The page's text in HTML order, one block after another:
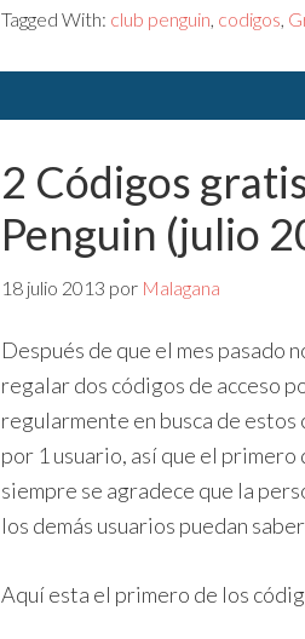
Tagged With: club penguin, codigos,
2 Códigos
Penguin (julio
18 julio 2013 por Malagana
Después de que el mes pasado
regalar dos códigos de acceso
regularmente en busca de
por 1 usuario, así que el
siempre se agradece que la
los demás usuarios puedan
Aquí esta el primero de los